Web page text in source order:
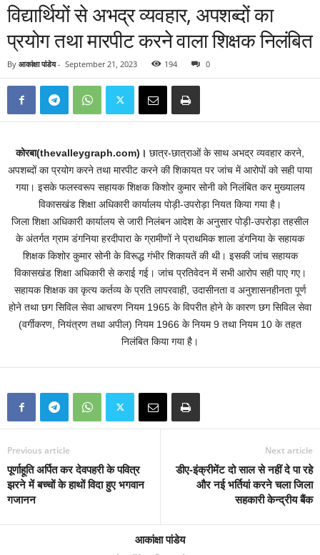
विद्यार्थियों से अभद्र व्यवहार, अपशब्दों का
प्रयोग तथा मारपीट करने वाला शिक्षक निलंबित
By आकांक्षा पांडेय- September 21, 2023 194 0
कोरबा(thevalleygraph.com)। छात्र-छात्राओं के साथ अभद्र व्यवहार करने,
अपशब्दों का प्रयोग करने तथा मारपीट करने की शिकायत पर जांच में आरोपों को सही पाया
गया। इसके फलस्वरूप सहायक शिक्षक किशोर कुमार सोनी को निलंबित कर मुख्यालय
विकासखंड शिक्षा अधिकारी कार्यालय पोड़ी-उपरोड़ा नियत किया गया है।
जिला शिक्षा अधिकारी कार्यालय से जारी निलंबन आदेश के अनुसार पोड़ी-उपरोड़ा तहसील
के अंतर्गत ग्राम डंगनिया हरदीपारा के ग्रामीणों ने प्राथमिक शाला डंगनिया के सहायक
शिक्षक किशोर कुमार सोनी के विरूद्ध गंभीर शिकायतें की थी। इसकी जांच सहायक
विकासखंड शिक्षा अधिकारी से कराई गई। जांच प्रतिवेदन में सभी आरोप सही पाए गए।
सहायक शिक्षक का कृत्य कर्तव्य के प्रति लापरवाही, उदासीनता व अनुशासनहीनता पूर्ण
होने तथा छग सिविल सेवा आचरण नियम 1965 के विपरीत होने के कारण छग सिविल सेवा
(वर्गीकरण, नियंत्रण तथा अपील) नियम 1966 के नियम 9 तथा नियम 10 के तहत
निलंबित किया गया है।
Previous article
पूर्णाहूति अर्पित कर देवपहरी के पवित्र
झरने में बच्चों के हाथों विदा हुए भगवान
गजानन
Next article
डीए-इंक्रीमेंट दो साल से नहीं दे पा रहे
और नई भर्तियां करने चला जिला
सहकारी केन्द्रीय बैंक
आकांक्षा पांडेय